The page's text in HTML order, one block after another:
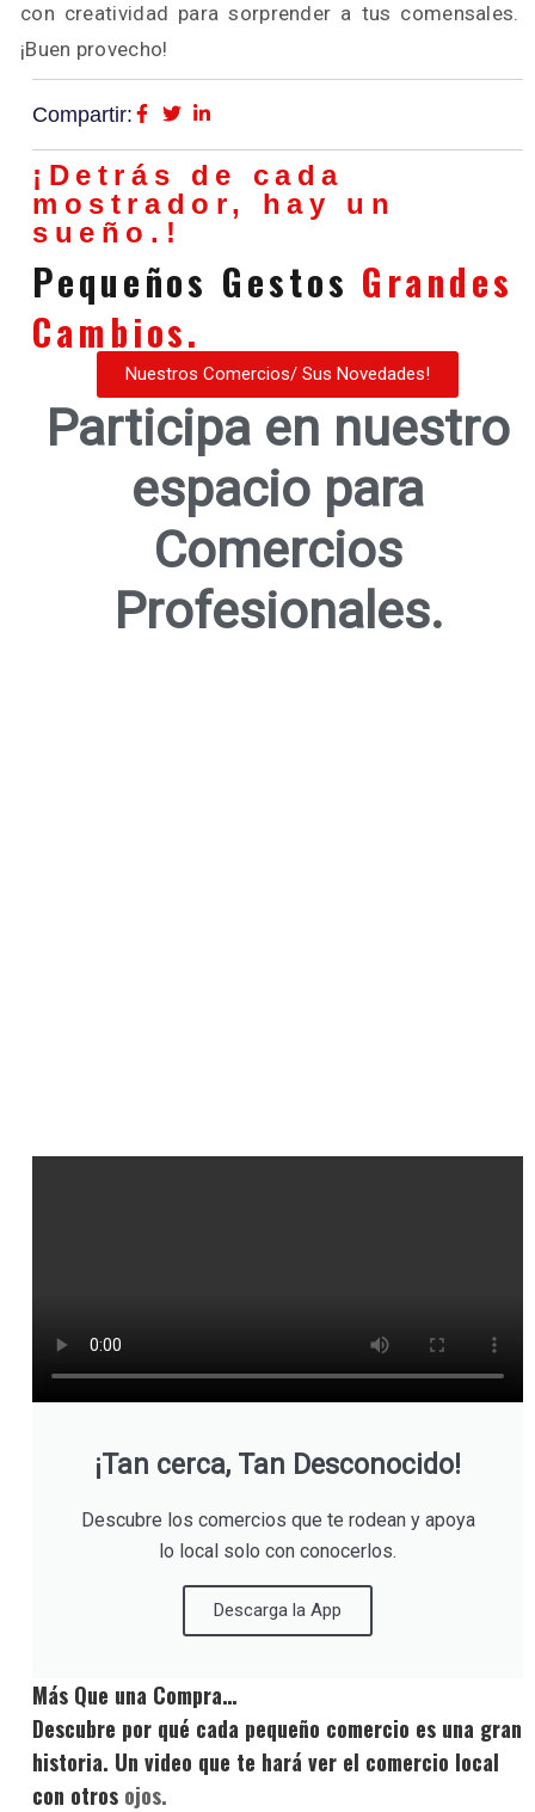
con creatividad para sorprender a tus comensales.
¡Buen provecho!
Compartir:
¡Detrás de cada
mostrador, hay un
sueño.!
Pequeños Gestos Grandes
Cambios.
Nuestros Comercios/ Sus Novedades!
Participa en nuestro
espacio para
Comercios
Profesionales.
¡Tan cerca, Tan Desconocido!
Descubre los comercios que te rodean y apoya
lo local solo con conocerlos.
Descarga la App
Más Que una Compra…
Descubre por qué cada pequeño comercio es una gran
historia. Un video que te hará ver el comercio local
con otros ojos.